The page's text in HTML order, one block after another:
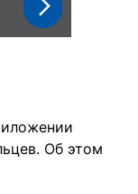
Об этом